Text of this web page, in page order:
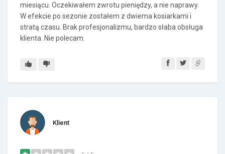
miesiącu. Oczekiwałem zwrotu pieniędzy, a nie naprawy.
W efekcie po sezonie zostałem z dwiema kosiarkami i
stratą czasu. Brak profesjonalizmu, bardzo słaba obsługa
klienta. Nie polecam.
Klient